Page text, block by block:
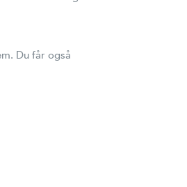
Du får også